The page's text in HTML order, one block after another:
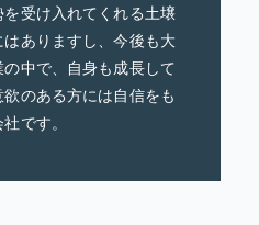
受け入れてくれる土壌
ありますし、今後も大
中で、自身も成長して
のある方には自信をも
です。